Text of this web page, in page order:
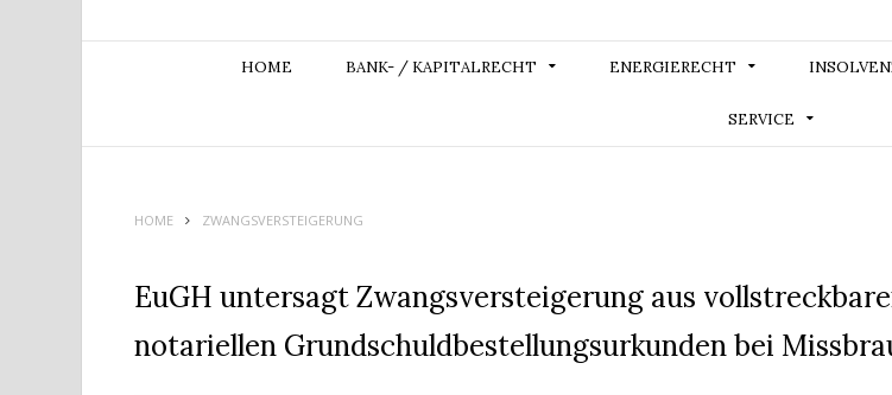
HOME BANK- / KAPITALRECHT ENERGIERECHT
SERVICE
HOME ZWANGSVERSTEIGERUNG
EuGH untersagt Zwangsversteigerung aus
notariellen Grundschuldbestellungsurkunden bei